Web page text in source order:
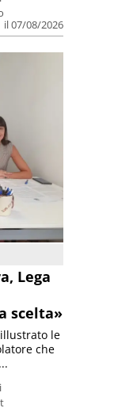
il 07/08/2026
Lega
scelta»
le
che